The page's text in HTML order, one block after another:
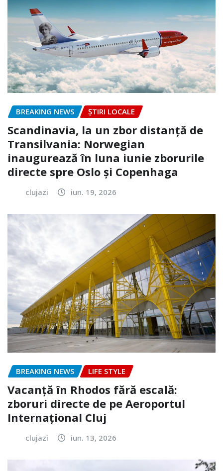
BREAKING NEWS ȘTIRI LOCALE
Scandinavia, la un zbor distanță de
Transilvania: Norwegian
inaugurează în luna iunie zborurile
directe spre Oslo și Copenhaga
clujazi iun. 19, 2026
BREAKING NEWS LIFE STYLE
Vacanță în Rhodos fără escală:
zboruri directe de pe Aeroportul
Internațional Cluj
clujazi iun. 13, 2026